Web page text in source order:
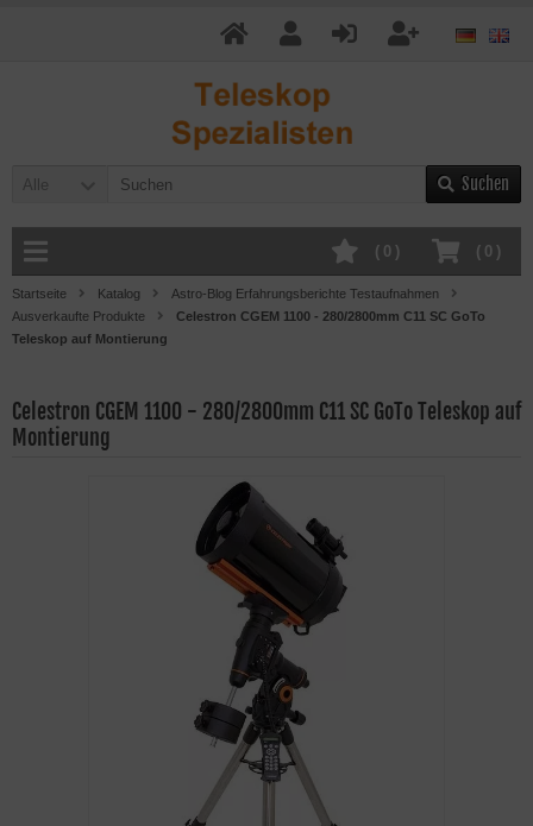
Alle Suchen
( 0 )
( 0 )
Startseite Katalog
Astro-Blog Erfahrungsberichte Testaufnahmen
Ausverkaufte Produkte
Celestron CGEM 1100 - 280/2800mm C11 SC GoTo
Teleskop auf Montierung
Celestron CGEM 1100 - 280/2800mm C11 SC GoTo Teleskop auf
Montierung